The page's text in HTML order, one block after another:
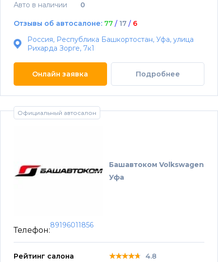
Авто в наличии 0
Отзывы об автосалоне: 77 / 17 / 6
Россия, Республика Башкортостан, Уфа, улица
Рихарда Зорге, 7к1
Онлайн заявка Подробнее
Официальный автосалон
Башавтоком Volkswagen
Уфа
Телефон:
89196011856
Рейтинг салона ★★★★★
★★★★★
★★★★★ 4.8